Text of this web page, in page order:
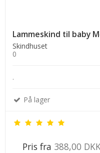
Lammeskind til baby
Skindhuset
0
.
På lager
Pris fra 388,00